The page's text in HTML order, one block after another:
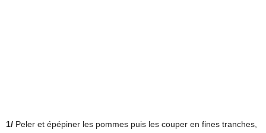
1/ Peler et épépiner les pommes puis les couper en fines tranches,